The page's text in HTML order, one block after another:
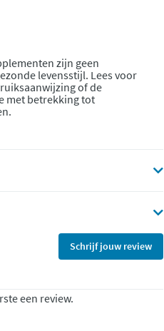
zijn geen
levensstijl. Lees voor
of de
met betrekking tot
Schrijf jouw review
een review.